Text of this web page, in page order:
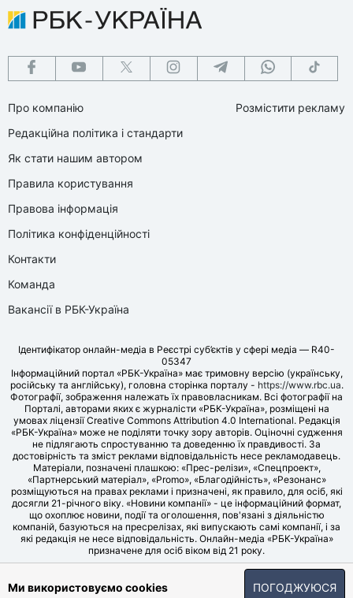
Про компанію
Редакційна політика і стандарти
Як стати нашим автором
Правила користування
Правова інформація
Політика конфіденційності
Контакти
Команда
Вакансії в РБК-Україна
Розмістити рекламу
Ідентифікатор онлайн-медіа в Реєстрі суб’єктів у сфері медіа — R40-
05347
Інформаційний портал «РБК-Україна» має тримовну версію (українську,
російську та англійську), головна сторінка порталу - https://www.rbc.ua.
Фотографії, зображення належать їх правовласникам. Всі фотографії на
Порталі, авторами яких є журналісти «РБК-Україна», розміщені на
умовах ліцензії Creative Commons Attribution 4.0 International. Редакція
«РБК-Україна» може не поділяти точку зору авторів. Оціночні судження
не підлягають спростуванню та доведенню їх правдивості. За
достовірність та зміст реклами відповідальність несе рекламодавець.
Матеріали, позначені плашкою: «Прес-релізи», «Спецпроект»,
«Партнерський матеріал», «Promo», «Благодійність», «Резонанс»
розміщуються на правах реклами і призначені, як правило, для осіб, які
досягли 21-річного віку. «Новини компанії» - це інформаційний формат,
що охоплює новини, події та оголошення, пов'язані з діяльністю
компаній, базуються на пресрелізах, які випускають самі компанії, і за
які редакція не несе відповідальність. Онлайн-медіа «РБК-Україна»
призначене для осіб віком від 21 року.
© LLC «UBT MEDIA», 2006-2026.
Ми використовуємо cookies ПОГОДЖУЮСЯ